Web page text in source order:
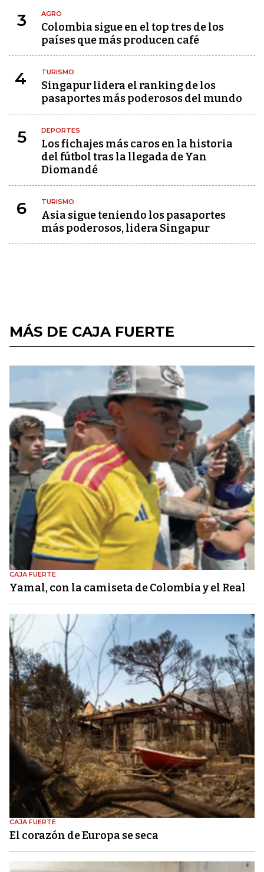
3 AGRO
Colombia sigue en el top tres de los
países que más producen café
4 TURISMO
Singapur lidera el ranking de los
pasaportes más poderosos del mundo
5 DEPORTES
Los fichajes más caros en la historia
del fútbol tras la llegada de Yan
Diomandé
6 TURISMO
Asia sigue teniendo los pasaportes
más poderosos, lidera Singapur
MÁS DE CAJA FUERTE
CAJA FUERTE
Yamal, con la camiseta de Colombia y el Real
CAJA FUERTE
El corazón de Europa se seca